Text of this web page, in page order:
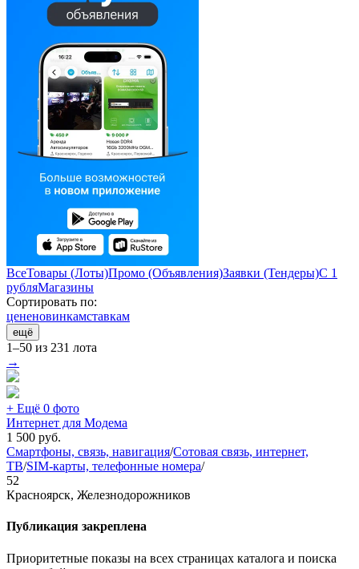
ВсеТовары (Лоты)Промо (Объявления)Заявки (Тендеры)С 1
рубляМагазины
Сортировать по:
цененовинкамставкам
ещё
1–50 из 231 лота
→
+ Ещё 0 фото
Интернет для Модема
1 500 руб.
Смартфоны, связь, навигация/Сотовая связь, интернет,
ТВ/SIM-карты, телефонные номера/
52
Красноярск, Железнодорожников
Публикация закреплена
Приоритетные показы на всех страницах каталога и поиска